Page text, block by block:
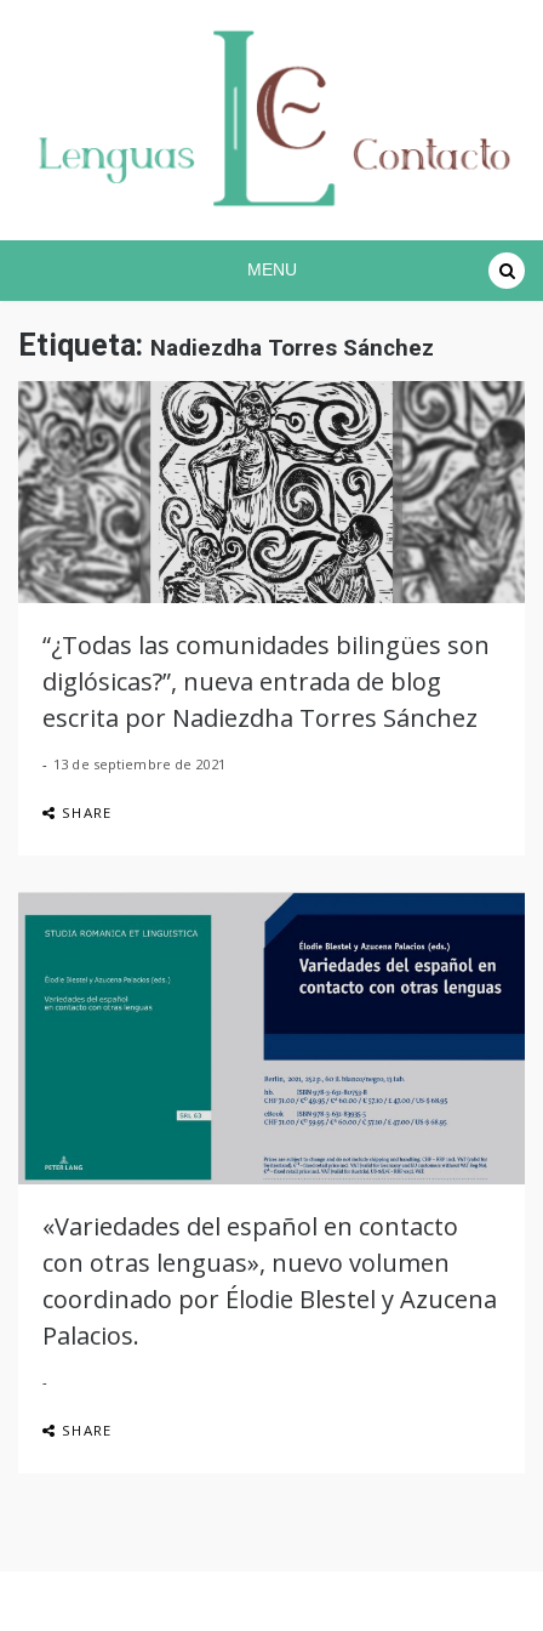
Español en contacto
MENU
Etiqueta: Nadiezdha Torres Sánchez
“¿Todas las comunidades bilingües son
diglósicas?”, nueva entrada de blog
escrita por Nadiezdha Torres Sánchez
13 de septiembre de 2021
SHARE
«Variedades del español en contacto
con otras lenguas», nuevo volumen
coordinado por Élodie Blestel y Azucena
Palacios.
SHARE